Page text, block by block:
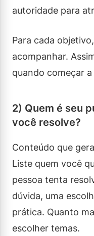
autoridade para
Para cada
acompanhar.
quando começar a
2) Quem é seu
você resolve?
Conteúdo que
Liste quem você
pessoa tenta
dúvida, uma
prática. Quanto
escolher temas.